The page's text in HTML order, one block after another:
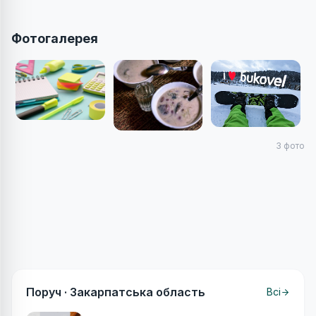
Фотогалерея
3 фото
Поруч · Закарпатська область Всі